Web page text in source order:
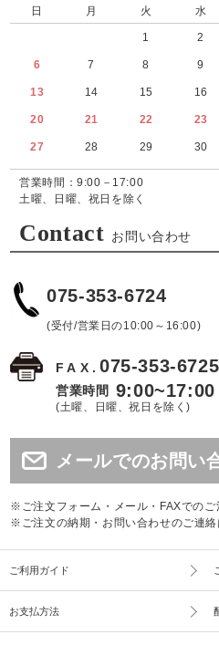
日 月 火 水
1 2
6 7 8 9
13 14 15 16
20 21 22 23
27 28 29 30
営業時間：9:00－17:00
土曜、日曜、祝日を除く
Contact お問い合わせ
075-353-6724
(受付/営業日の10:00～16:00)
FAX.075-353-6725
営業時間 9:00~17:00
(土曜、日曜、祝日を除く)
メールでのお問い
※ご注文フォーム・メール・FAXでのご
※ご注文の納期・お問い合わせのご連
ご利用ガイド
お支払方法